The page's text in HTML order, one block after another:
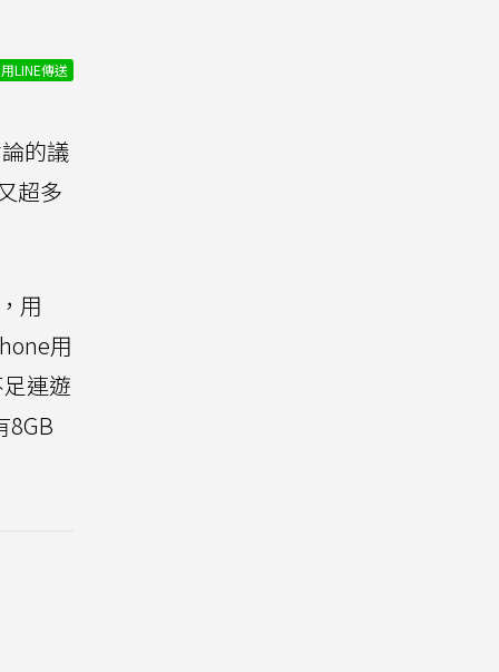
用LINE傳送
的議
超多
用
用
連遊
8GB